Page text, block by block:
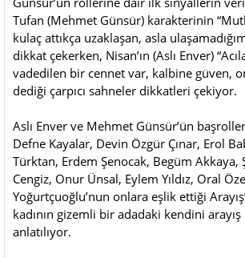
Tufan (Mehmet Günsür) karakterinin
kulaç attıkça uzaklaşan, asla
dikkat çekerken, Nisan’ın (Aslı Enver)
vadedilen bir cennet var, kalbine güven,
dediği çarpıcı sahneler dikkatleri çekiyor.
Aslı Enver ve Mehmet Günsür’ün
Defne Kayalar, Devin Özgür Çınar, Erol
Türktan, Erdem Şenocak, Begüm Akkaya,
Cengiz, Onur Ünsal, Eylem Yıldız, Oral
Yoğurtçuoğlu’nun onlara eşlik ettiği
kadının gizemli bir adadaki kendini
anlatılıyor.